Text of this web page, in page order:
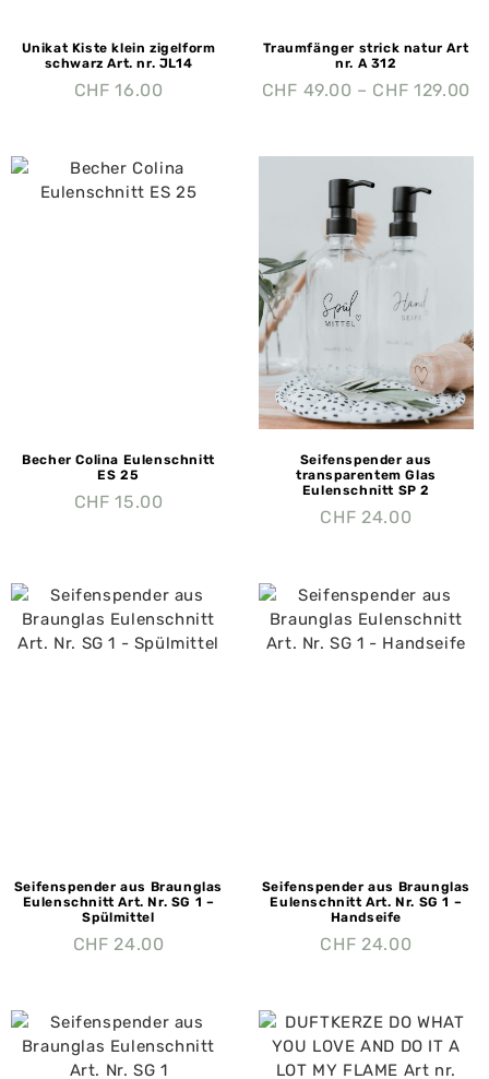
Unikat Kiste klein zigelform
schwarz Art. nr. JL14
CHF 16.00
Traumfänger strick natur Art
nr. A 312
CHF 49.00 – CHF 129.00
Becher Colina Eulenschnitt
ES 25
CHF 15.00
Seifenspender aus
transparentem Glas
Eulenschnitt SP 2
CHF 24.00
Seifenspender aus Braunglas
Eulenschnitt Art. Nr. SG 1 –
Spülmittel
CHF 24.00
Seifenspender aus Braunglas
Eulenschnitt Art. Nr. SG 1 –
Handseife
CHF 24.00